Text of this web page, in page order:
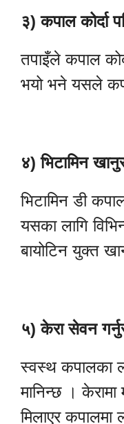
३) कपाल कोर्दा
तपाइँले कपाल
भयो भने यसले
४) भिटामिन
भिटामिन डी
यसका लागि
बायोटिन युक्त
५) केरा सेवन
स्वस्थ कपालका
मानिन्छ ।
मिलाएर